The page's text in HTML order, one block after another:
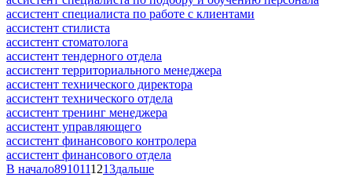
ассистент специалиста по работе с клиентами
ассистент стилиста
ассистент стоматолога
ассистент тендерного отдела
ассистент территориального менеджера
ассистент технического директора
ассистент технического отдела
ассистент тренинг менеджера
ассистент управляющего
ассистент финансового контролера
ассистент финансового отдела
В начало8910111213дальше